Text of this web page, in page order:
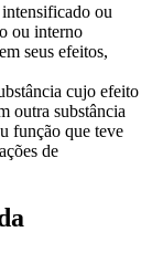
ou
ou interno
seus efeitos,
cujo efeito
outra substância
função que teve
de